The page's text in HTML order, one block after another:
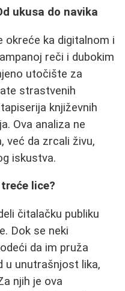
ukusa do navika
okreće ka digitalnom i
reči i dubokim
utočište za
strastvenih
književnih
Ova analiza ne
već da zrcali živu,
iskustva.
lice?
čitalačku publiku
Dok se neki
da im pruža
u unutrašnjost lika,
njih je ova